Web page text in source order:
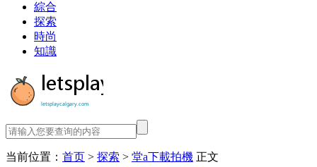
綜合
探索
時尚
知識
当前位置： 首页 > 探索 > 堂a下載拍機 正文